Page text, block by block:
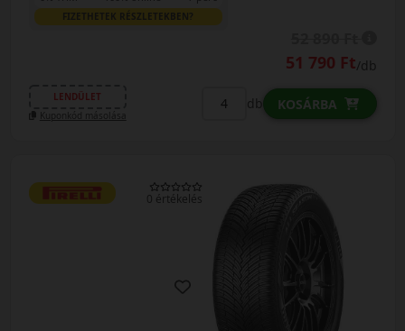
FIZETHETEK RÉSZLETEKBEN?
51 790 Ft/db
LENDÜLET
Kuponkód másolása
db KOSÁRBA
0 értékelés